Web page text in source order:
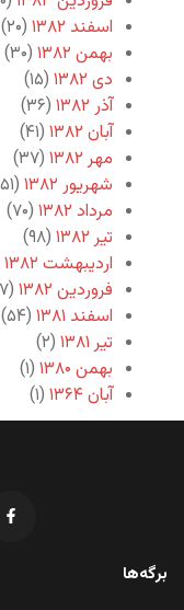
اسفند ۱۳۸۲
(۲۰)
بهمن ۱۳۸۲
(۳۰)
دی ۱۳۸۲
(۱۵)
آذر ۱۳۸۲
(۳۶)
آبان ۱۳۸۲
(۴۱)
مهر ۱۳۸۲
(۳۷)
شهریور ۱۳۸۲
(۵۱)
مرداد ۱۳۸۲
(۷۰)
تیر ۱۳۸۲
(۹۸)
اردیبهشت ۱۳۸۲
فروردین ۱۳۸۲
(۸۷)
اسفند ۱۳۸۱
(۵۴)
تیر ۱۳۸۱
(۲)
بهمن ۱۳۸۰
(۱)
آبان ۱۳۶۴
(۱)
برگه‌ها